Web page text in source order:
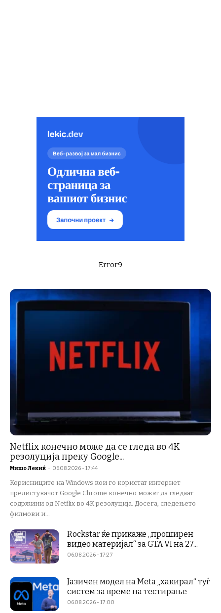
Error9
Netflix конечно може да се гледа во 4K
резолуција преку Google...
Мишо Лекиќ - 06.08.2026 - 17:44
Корисниците на Windows кои го користат интернет
прелистувачот Google Chrome конечно можат да гледаат
содржини од Netflix во 4K резолуција. Досега, следењето
филмови и...
Rockstar ќе прикаже „проширен
видео материјал“ за GTA VI на 27...
06.08.2026 - 17:27
Јазичен модел на Meta „хакирал“ туѓ
систем за време на тестирање
06.08.2026 - 17:00